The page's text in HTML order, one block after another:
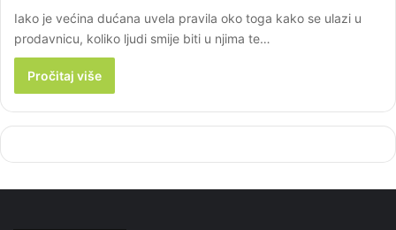
Iako je većina dućana uvela pravila oko toga kako se ulazi u
prodavnicu, koliko ljudi smije biti u njima te…
Pročitaj više